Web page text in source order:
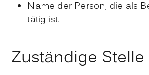
Name der Person, die als
tätig ist.
Zuständige Stelle